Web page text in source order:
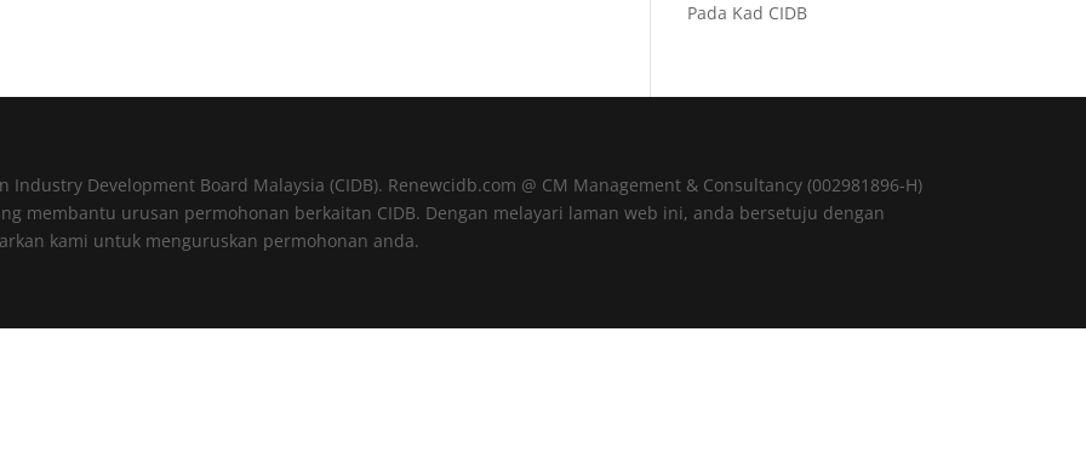
Pada Kad CIDB
Development Board Malaysia (CIDB). Renewcidb.com @ CM Management & Consultancy (002981896-H)
membantu urusan permohonan berkaitan CIDB. Dengan melayari laman web ini, anda bersetuju dengan
kami untuk menguruskan permohonan anda.